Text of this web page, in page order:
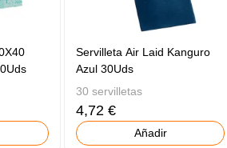
Servilleta Air Laid Kanguro
Azul 30Uds
30 servilletas
4,72 €
Añadir